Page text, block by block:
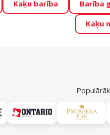
mēnesi Dino Zoo piedāvā
“GADA ŪSAIŅI”!
Kaķu barība Barība
Kaķu
Akciju